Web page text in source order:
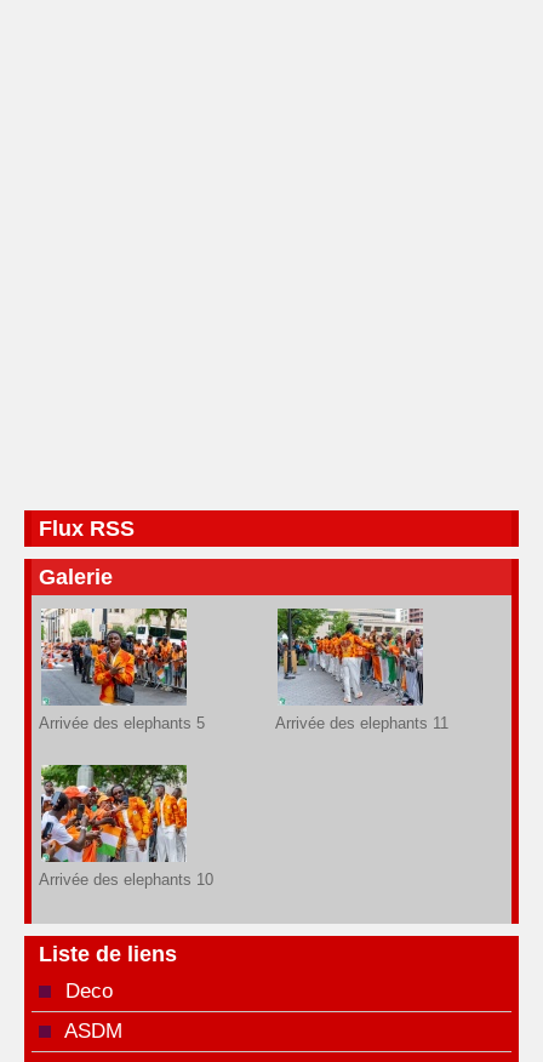
Flux RSS
Galerie
Arrivée des elephants 5 Arrivée des elephants 11
Arrivée des elephants 10
Liste de liens
Deco
ASDM